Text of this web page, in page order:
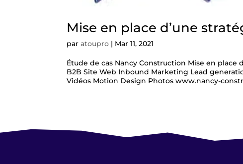
Mise en place d’une
paratoupro | Mar 11, 2021
Étude de cas Nancy Construction Mise en
B2B Site Web Inbound Marketing Lead
Vidéos Motion Design Photos www.nancy-